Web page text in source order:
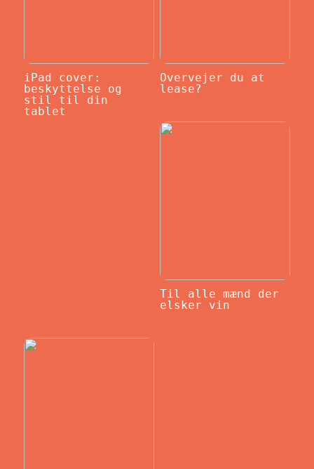
iPad cover:
beskyttelse og
stil til din
tablet
Overvejer du at
lease?
Til alle mænd der
elsker vin